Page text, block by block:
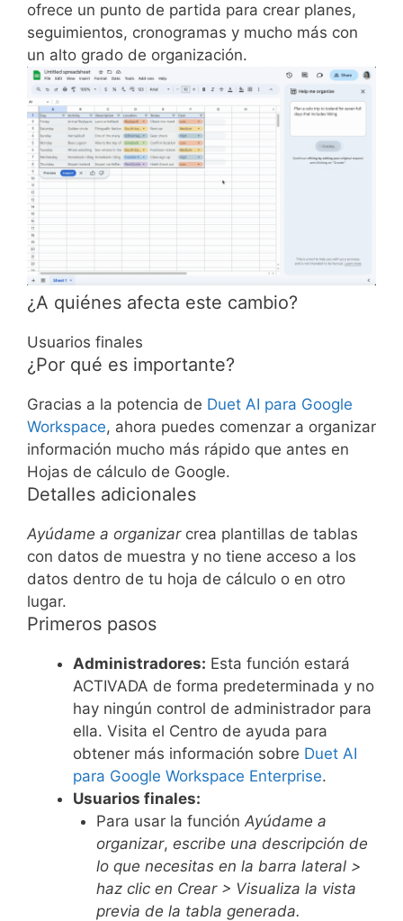
ofrece un punto de partida para crear planes,
seguimientos, cronogramas y mucho más con
un alto grado de organización.
¿A quiénes afecta este cambio?
Usuarios finales
¿Por qué es importante?
Gracias a la potencia de Duet AI para Google
Workspace, ahora puedes comenzar a organizar
información mucho más rápido que antes en
Hojas de cálculo de Google.
Detalles adicionales
Ayúdame a organizarcrea plantillas de tablas
con datos de muestra y no tiene acceso a los
datos dentro de tu hoja de cálculo o en otro
lugar.
Primeros pasos
Administradores: Esta función estará
ACTIVADA de forma predeterminada y no
hay ningún control de administrador para
ella. Visita el Centro de ayuda para
obtener más información sobre Duet AI
para Google Workspace Enterprise.
Usuarios finales:
Para usar la función Ayúdame a
organizar, escribe una descripción de
lo que necesitas en la barra lateral >
haz clic en Crear > Visualiza la vista
previa de la tabla generada.